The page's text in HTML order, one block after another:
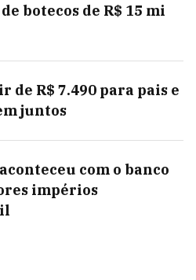
botecos de R$ 15 mi
R$ 7.490 para pais e
juntos
com o banco
impérios